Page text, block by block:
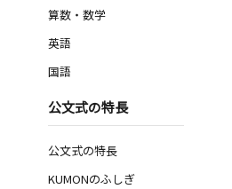
算数・数学
英語
国語
公文式の特長
公文式の特長
KUMONのふしぎ